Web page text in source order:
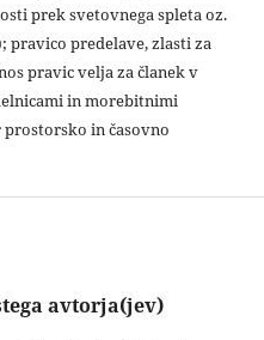
prek svetovnega spleta oz.
pravico predelave, zlasti za
pravic velja za članek v
in morebitnimi
in časovno
avtorja(jev)